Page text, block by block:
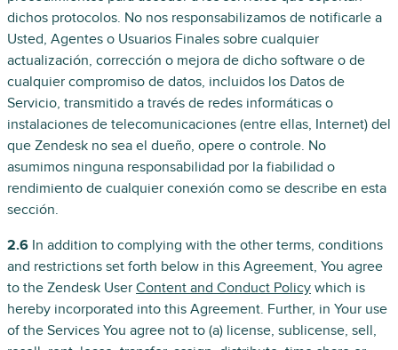
dichos protocolos. No nos responsabilizamos de notificarle a
Usted, Agentes o Usuarios Finales sobre cualquier
actualización, corrección o mejora de dicho software o de
cualquier compromiso de datos, incluidos los Datos de
Servicio, transmitido a través de redes informáticas o
instalaciones de telecomunicaciones (entre ellas, Internet) del
que Zendesk no sea el dueño, opere o controle. No
asumimos ninguna responsabilidad por la fiabilidad o
rendimiento de cualquier conexión como se describe en esta
sección.
2.6 In addition to complying with the other terms, conditions
and restrictions set forth below in this Agreement, You agree
to the Zendesk User Content and Conduct Policy which is
hereby incorporated into this Agreement. Further, in Your use
of the Services You agree not to (a) license, sublicense, sell,